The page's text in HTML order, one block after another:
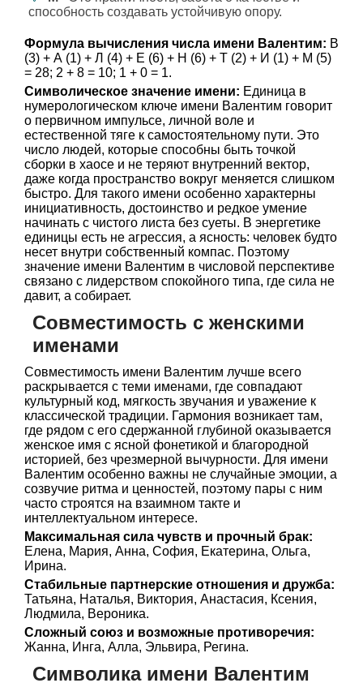
способность создавать устойчивую опору.
Формула вычисления числа имени Валентим: В
(3) + А (1) + Л (4) + Е (6) + Н (6) + Т (2) + И (1) + М (5)
= 28; 2 + 8 = 10; 1 + 0 = 1.
Символическое значение имени: Единица в
нумерологическом ключе имени Валентим говорит
о первичном импульсе, личной воле и
естественной тяге к самостоятельному пути. Это
число людей, которые способны быть точкой
сборки в хаосе и не теряют внутренний вектор,
даже когда пространство вокруг меняется слишком
быстро. Для такого имени особенно характерны
инициативность, достоинство и редкое умение
начинать с чистого листа без суеты. В энергетике
единицы есть не агрессия, а ясность: человек будто
несет внутри собственный компас. Поэтому
значение имени Валентим в числовой перспективе
связано с лидерством спокойного типа, где сила не
давит, а собирает.
Совместимость с женскими
именами
Совместимость имени Валентим лучше всего
раскрывается с теми именами, где совпадают
культурный код, мягкость звучания и уважение к
классической традиции. Гармония возникает там,
где рядом с его сдержанной глубиной оказывается
женское имя с ясной фонетикой и благородной
историей, без чрезмерной вычурности. Для имени
Валентим особенно важны не случайные эмоции, а
созвучие ритма и ценностей, поэтому пары с ним
часто строятся на взаимном такте и
интеллектуальном интересе.
Максимальная сила чувств и прочный брак:
Елена, Мария, Анна, София, Екатерина, Ольга,
Ирина.
Стабильные партнерские отношения и дружба:
Татьяна, Наталья, Виктория, Анастасия, Ксения,
Людмила, Вероника.
Сложный союз и возможные противоречия:
Жанна, Инга, Алла, Эльвира, Регина.
Символика имени Валентим